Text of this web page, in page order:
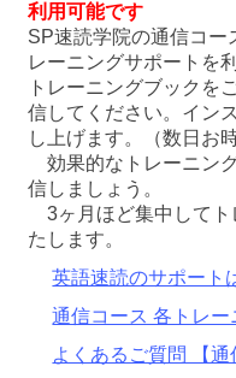
利用可能です
SP速読学院の通信コー
レーニングサポートを
トレーニングブックを
信してください。イン
し上げます。（数日お
効果的なトレーニン
信しましょう。
3ヶ月ほど集中してト
たします。
英語速読のサポート
通信コース 各トレ
よくあるご質問 【通